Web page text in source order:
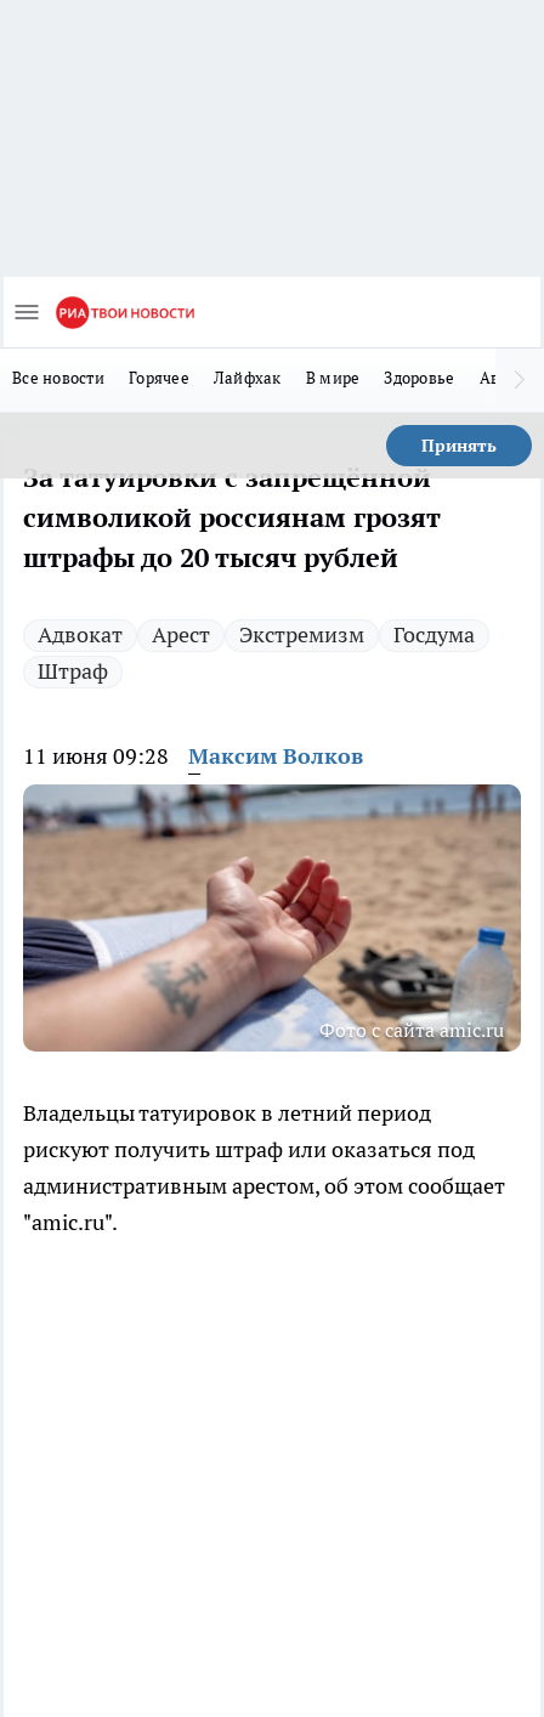
Все новости Горячее Лайфхак В мире Здоровье Авто
Принять
За татуировки с запрещённой
символикой россиянам грозят
штрафы до 20 тысяч рублей
Адвокат Арест Экстремизм
Госдума
Штраф
11 июня 09:28 Максим Волков
Фото с сайта amic.ru
Владельцы татуировок в летний период
рискуют получить штраф или оказаться под
административным арестом, об этом сообщает
"amic.ru".